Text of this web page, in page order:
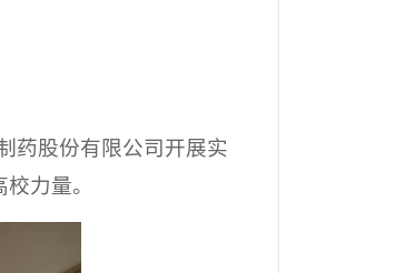
药股份有限公司开展实
力量。